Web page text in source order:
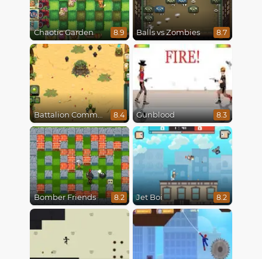
Chaotic Garden 8.9 Balls vs Zombies 8.7
Battalion Commander 8.4 Gunblood 8.3
Bomber Friends 8.2 Jet Boi 8.2